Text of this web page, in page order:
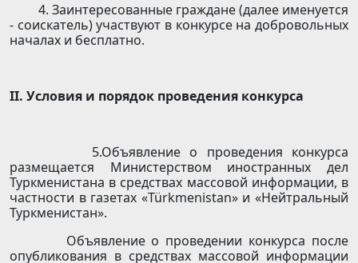
4. Заинтересованные граждане (далее именуется
- соискатель) участвуют в конкурсе на добровольных
началах и бесплатно.
II. Условия и порядок проведения конкурса
5.Объявление о проведения конкурса
размещается Министерством иностранных дел
Туркменистана в средствах массовой информации, в
частности в газетах «Türkmenistan» и «Нейтральный
Туркменистан».
Объявление о проведении конкурса после
опубликования в средствах массовой информации